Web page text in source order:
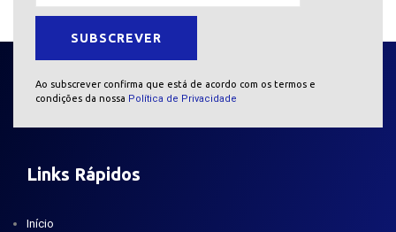
Ao subscrever confirma que está de acordo com os termos e
condições da nossa Política de Privacidade
Links Rápidos
Início